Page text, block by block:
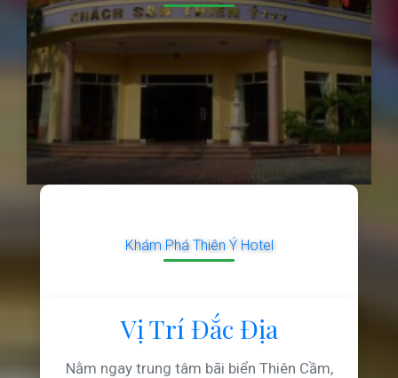
Khám Phá Thiên Ý Hotel
Vị Trí Đắc Địa
Nằm ngay trung tâm bãi biển Thiên Cầm,